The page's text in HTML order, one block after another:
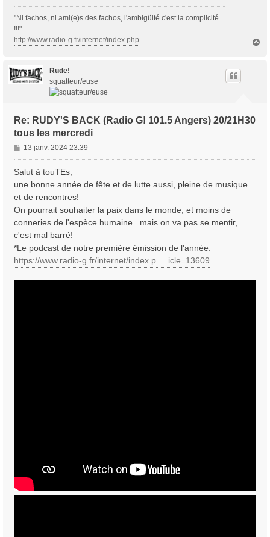
"Ni fachos, ni ami(e)s des fachos, l'ambigüité c'est la complicité
!!!".
http://www.radio-g.fr/internet/index.php
Rude!
squatteur/euse
Re: RUDY'S BACK (Radio G! 101.5 Angers) 20/21H30
tous les mercredi
M
e
s
g
e
13 janv. 2024 23:39
Salut à touTEs,
une bonne année de fête et de lutte aussi, pleine de musique
et de rencontres!
On pourrait souhaiter la paix dans le monde, et moins de
conneries de l'espèce humaine...mais on va pas se mentir,
c'est mal barré!
*Le podcast de notre première émission de l'année:
https://www.radio-g.fr/internet/index.p ... icle=13609